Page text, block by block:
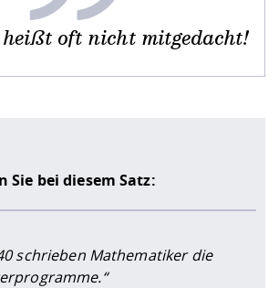
Vorbereitung
Studien- und
Studieren in
Formulare und
FIS -
Prototyping und
Kontakt &
Gremien und
Landbau/
heißt oft nicht mitgedacht!
Sie bei diesem Satz:
schrieben Mathematiker die